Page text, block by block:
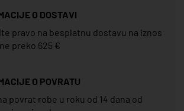
O DOSTAVI
pravo na besplatnu dostavu na iznos
preko 625 €
O POVRATU
povrat robe u roku od 14 dana od